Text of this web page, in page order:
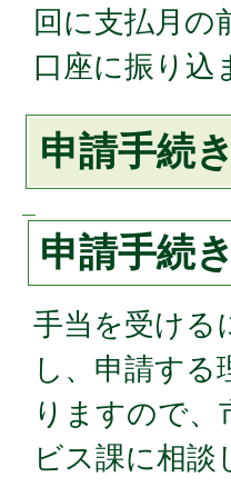
回に支払月の
口座に振り込
申請手続
申請手続き
手当を受ける
し、申請す
りますので、
ビス課に相談